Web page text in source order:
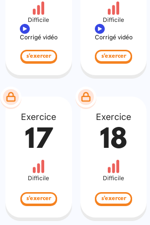
Difficile
Corrigé vidéo
s'exercer
Difficile
Corrigé vidéo
s'exercer
Exercice
17
Difficile
s'exercer
Exercice
18
Difficile
s'exercer